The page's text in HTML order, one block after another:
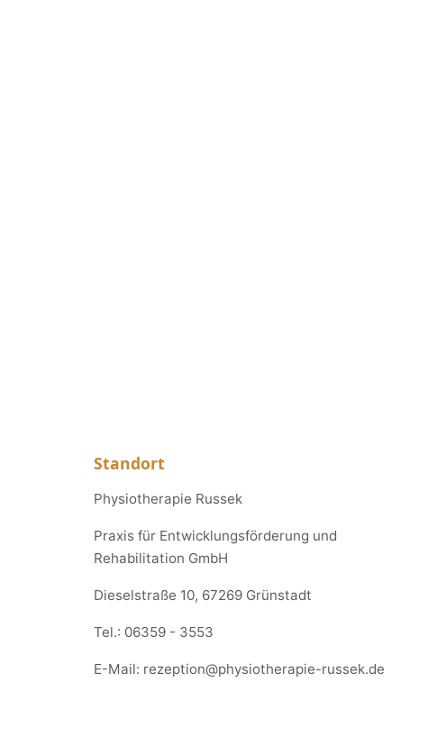
Standort
Physiotherapie Russek
Praxis für Entwicklungsförderung und
Rehabilitation GmbH
Dieselstraße 10, 67269 Grünstadt
Tel.: 06359 - 3553
E-Mail: rezeption@physiotherapie-russek.de